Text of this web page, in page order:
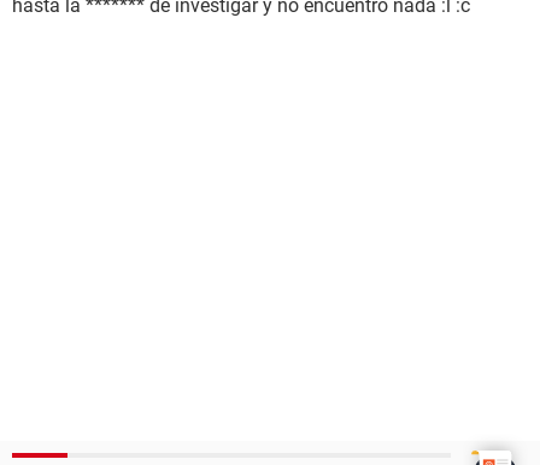
hasta la ******* de investigar y no encuentro nada :l :c